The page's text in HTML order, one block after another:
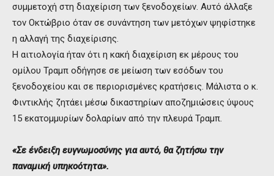
συμμετοχή στη διαχείριση των ξενοδοχείων. Αυτό άλλαξε
τον Οκτώβριο όταν σε συνάντηση των μετόχων ψηφίστηκε
η αλλαγή της διαχείρισης.
Η αιτιολογία ήταν ότι η κακή διαχείριση εκ μέρους του
ομίλου Τραμπ οδήγησε σε μείωση των εσόδων του
ξενοδοχείου και σε περιορισμένες κρατήσεις. Μάλιστα ο κ.
Φιντικλής ζητάει μέσω δικαστηρίων αποζημιώσεις ύψους
15 εκατομμυρίων δολαρίων από την πλευρά Τραμπ.
«Σε ένδειξη ευγνωμοσύνης για αυτό, θα ζητήσω την
παναμική υπηκοότητα».